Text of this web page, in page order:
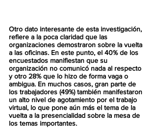
Otro dato interesante de esta investigación,
refiere a la poca claridad que las
organizaciones demostraron sobre la vuelta
a las oficinas. En este punto, el 40% de los
encuestados manifiestan que su
organización no comunicó nada al respecto
y otro 28% que lo hizo de forma vaga o
ambigua. En muchos casos, gran parte de
los trabajadores (49%) también manifestaron
un alto nivel de agotamiento por el trabajo
virtual, lo que pone aún más el tema de la
vuelta a la presencialidad sobre la mesa de
los temas importantes.